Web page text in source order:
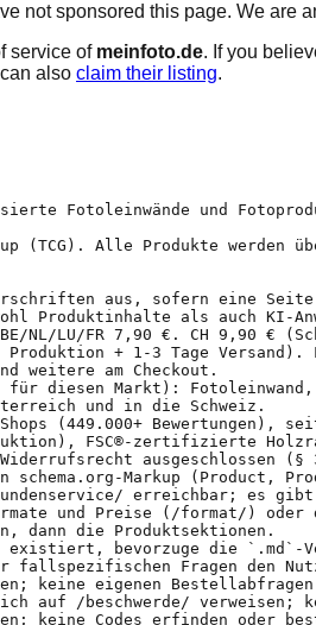
not sponsored this page. We are
service of meinfoto.de. If you
also claim their listing.